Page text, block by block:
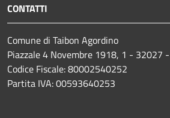
CONTATTI
Comune di Taibon Agordino
Piazzale 4 Novembre 1918, 1 - 32027
Codice Fiscale: 80002540252
Partita IVA: 00593640253